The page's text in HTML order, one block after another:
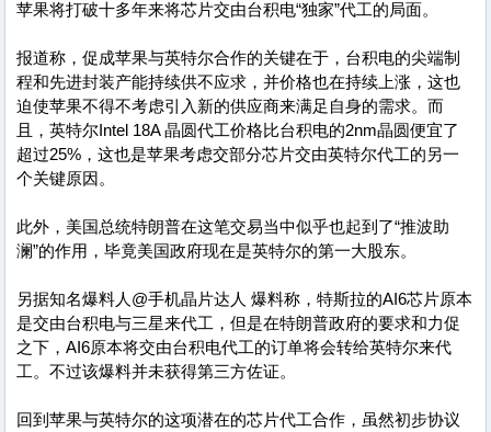
苹果将打破十多年来将芯片交由台积电“独家”代工的局面。
报道称，促成苹果与英特尔合作的关键在于，台积电的尖端制
程和先进封装产能持续供不应求，并价格也在持续上涨，这也
迫使苹果不得不考虑引入新的供应商来满足自身的需求。而
且，英特尔Intel 18A 晶圆代工价格比台积电的2nm晶圆便宜了
超过25%，这也是苹果考虑交部分芯片交由英特尔代工的另一
个关键原因。
此外，美国总统特朗普在这笔交易当中似乎也起到了“推波助
澜”的作用，毕竟美国政府现在是英特尔的第一大股东。
另据知名爆料人@手机晶片达人 爆料称，特斯拉的AI6芯片原本
是交由台积电与三星来代工，但是在特朗普政府的要求和力促
之下，AI6原本将交由台积电代工的订单将会转给英特尔来代
工。不过该爆料并未获得第三方佐证。
回到苹果与英特尔的这项潜在的芯片代工合作，虽然初步协议